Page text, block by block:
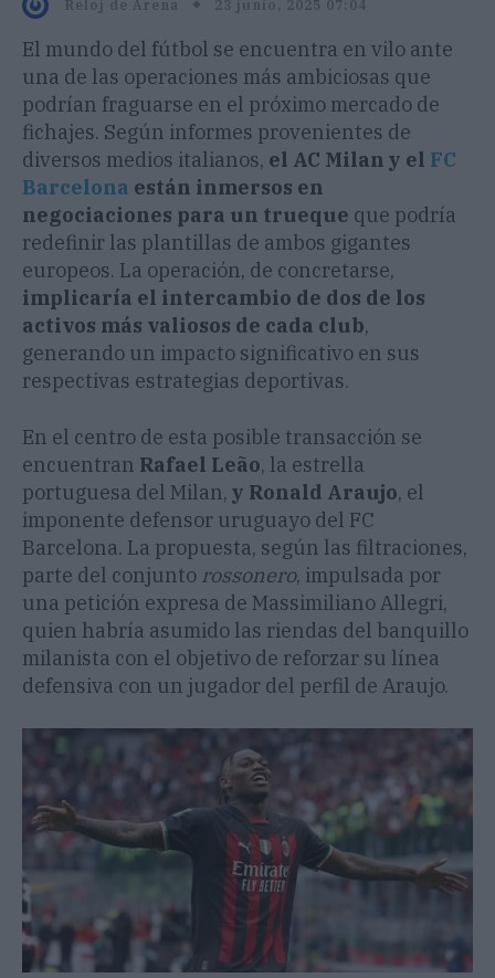
Reloj de Arena 23 junio, 2025 07:04
El mundo del fútbol se encuentra en vilo ante
una de las operaciones más ambiciosas que
podrían fraguarse en el próximo mercado de
fichajes. Según informes provenientes de
diversos medios italianos, el AC Milan y el FC
Barcelona están inmersos en
negociaciones para un trueque que podría
redefinir las plantillas de ambos gigantes
europeos. La operación, de concretarse,
implicaría el intercambio de dos de los
activos más valiosos de cada club,
generando un impacto significativo en sus
respectivas estrategias deportivas.
En el centro de esta posible transacción se
encuentran Rafael Leão, la estrella
portuguesa del Milan, y Ronald Araujo, el
imponente defensor uruguayo del FC
Barcelona. La propuesta, según las filtraciones,
parte del conjunto rossonero, impulsada por
una petición expresa de Massimiliano Allegri,
quien habría asumido las riendas del banquillo
milanista con el objetivo de reforzar su línea
defensiva con un jugador del perfil de Araujo.